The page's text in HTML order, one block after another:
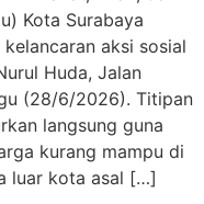
Kota Surabaya
aksi sosial
Huda, Jalan
(28/6/2026). Titipan
langsung guna
kurang mampu di
luar kota asal […]